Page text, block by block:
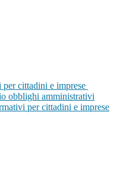
cittadini e imprese
obblighi amministrativi
per cittadini e imprese